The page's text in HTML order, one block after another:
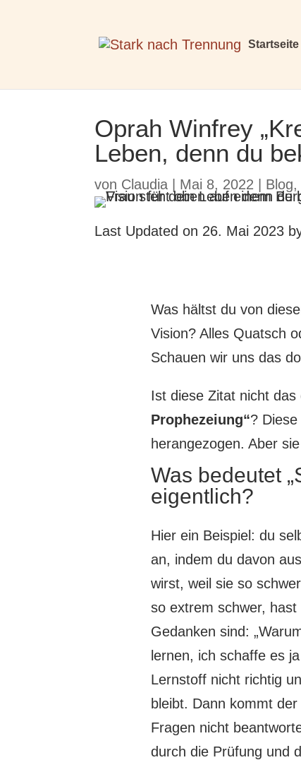
Startseite
Oprah Winfrey
Leben, denn du
von Claudia | Mai 8, 2022 | Blog
Last Updated on 26. Mai 2023
Was hältst du von
Vision? Alles Quatsch
Schauen wir uns das
Ist diese Zitat nicht das
Prophezeiung“?
herangezogen. Aber
Was bedeutet
eigentlich?
Hier ein Beispiel: du
an, indem du davon
wirst, weil sie so
so extrem schwer,
Gedanken sind:
lernen, ich schaffe es
Lernstoff nicht richtig
bleibt. Dann kommt
Fragen nicht
durch die Prüfung und